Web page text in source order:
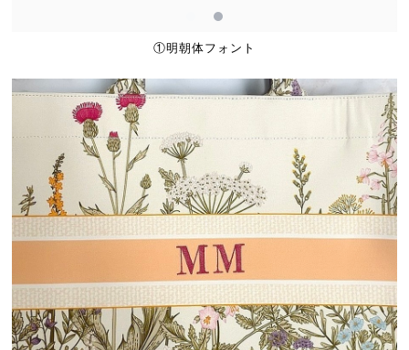
①明朝体フォント